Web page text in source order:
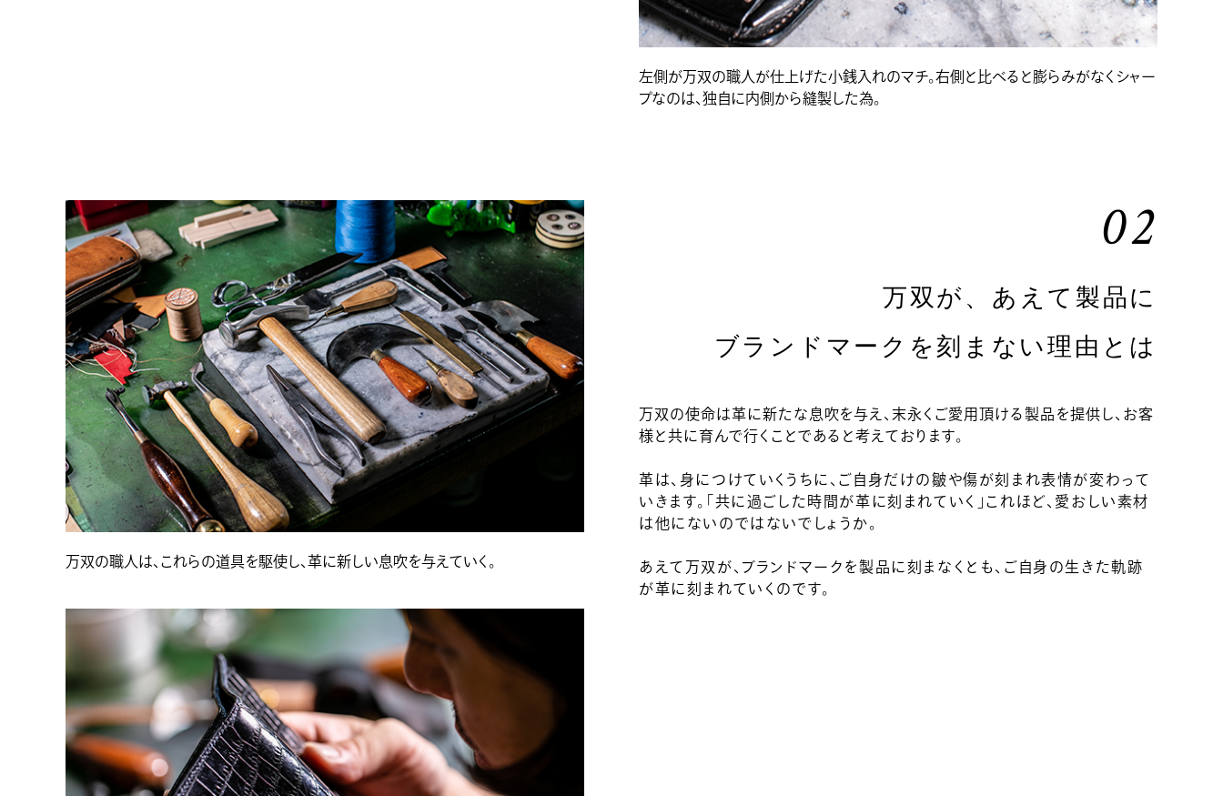
左側が万双の職人が仕上げた小銭入れのマチ。右側と比べると膨らみがなくシャー
プなのは、独自に内側から縫製した為。
02
万双が、あえて製品に
ブランドマークを刻まない理由とは
万双の使命は革に新たな息吹を与え、末永くご愛用頂ける製品を提供し、お客
様と共に育んで行くことであると考えております。
革は、身につけていくうちに、ご自身だけの皺や傷が刻まれ表情が変わって
いきます。「共に過ごした時間が革に刻まれていく」これほど、愛おしい素材
は他にないのではないでしょうか。
あえて万双が、ブランドマークを製品に刻まなくとも、ご自身の生きた軌跡
が革に刻まれていくのです。
万双の職人は、これらの道具を駆使し、革に新しい息吹を与えていく。